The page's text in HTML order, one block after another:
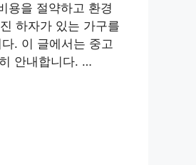
용을 절약하고 환경
하자가 있는 가구를
. 이 글에서는 중고
안내합니다. …